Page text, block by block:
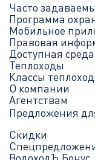
Часто
Программа
Мобильное
Правовая
Доступная среда
Теплоходы
Классы
О компании
Агентствам
Предложения
Скидки